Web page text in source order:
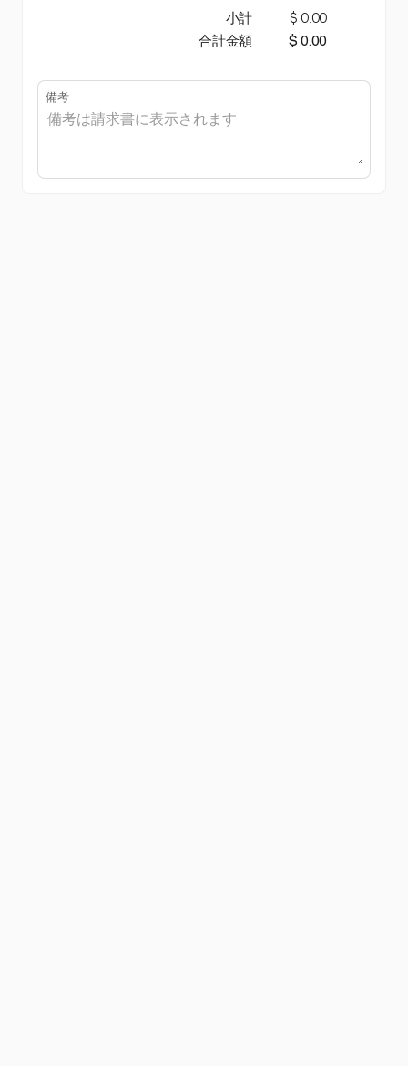
小計
$ 0.00
合計金額
$ 0.00
備考